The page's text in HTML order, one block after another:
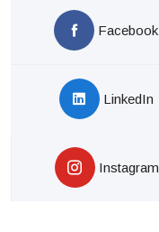
Facebook
LinkedIn
Instagram